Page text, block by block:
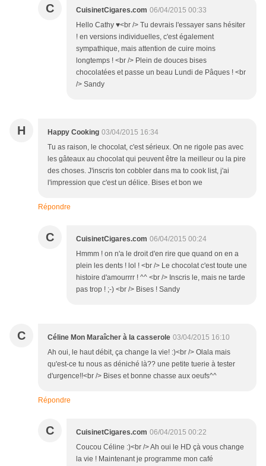
C CuisinetCigares.com 06/04/2015 00:33
Hello Cathy ♥<br /> Tu devrais l'essayer sans hésiter
! en versions individuelles, c'est également
sympathique, mais attention de cuire moins
longtemps ! <br /> Plein de douces bises
chocolatées et passe un beau Lundi de Pâques ! <br
/> Sandy
H Happy Cooking 03/04/2015 16:34
Tu as raison, le chocolat, c'est sérieux. On ne rigole pas avec
les gâteaux au chocolat qui peuvent être la meilleur ou la pire
des choses. J'inscris ton cobbler dans ma to cook list, j'ai
l'impression que c'est un délice. Bises et bon we
Répondre
C CuisinetCigares.com 06/04/2015 00:24
Hmmm ! on n'a le droit d'en rire que quand on en a
plein les dents ! lol ! <br /> Le chocolat c'est toute une
histoire d'amourrrr ! ^^ <br /> Inscris le, mais ne tarde
pas trop ! ;-) <br /> Bises ! Sandy
C Céline Mon Maraîcher à la casserole 03/04/2015 16:10
Ah oui, le haut débit, ça change la vie! :)<br /> Olala mais
qu'est-ce tu nous as déniché là?? une petite tuerie à tester
d'urgence!!<br /> Bises et bonne chasse aux oeufs^^
Répondre
C CuisinetCigares.com 06/04/2015 00:22
Coucou Céline :)<br /> Ah oui le HD çà vous change
la vie ! Maintenant je programme mon café